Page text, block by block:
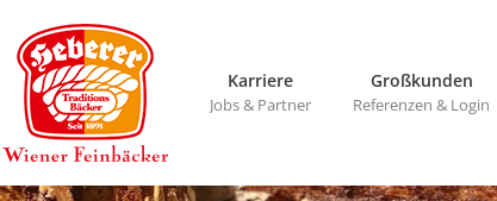
Karriere
Jobs & Partner
Großkunden
Referenzen & Login